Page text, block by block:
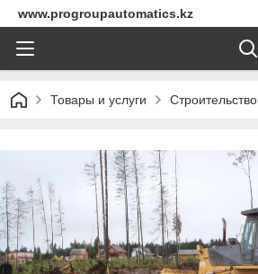
www.progroupautomatics.kz
Товары и услуги Строительство